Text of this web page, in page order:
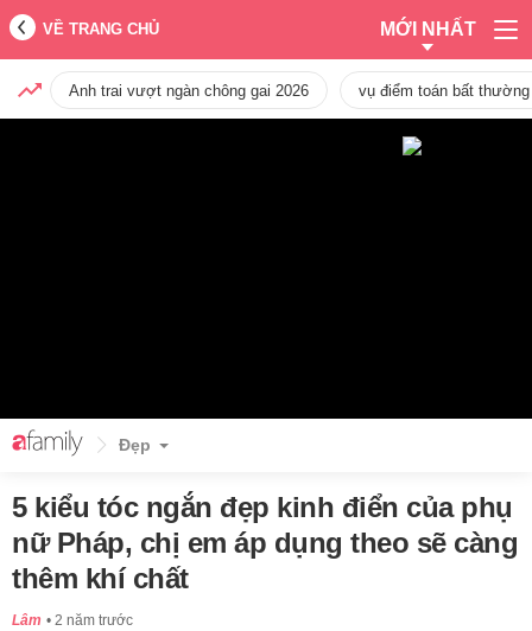
VỀ TRANG CHỦ MỚI NHẤT
Anh trai vượt ngàn chông gai 2026 vụ điểm toán bất
Đẹp
5 kiểu tóc ngắn đẹp kinh điển của phụ
nữ Pháp, chị em áp dụng theo sẽ càng
thêm khí chất
Lâm 2 năm trước